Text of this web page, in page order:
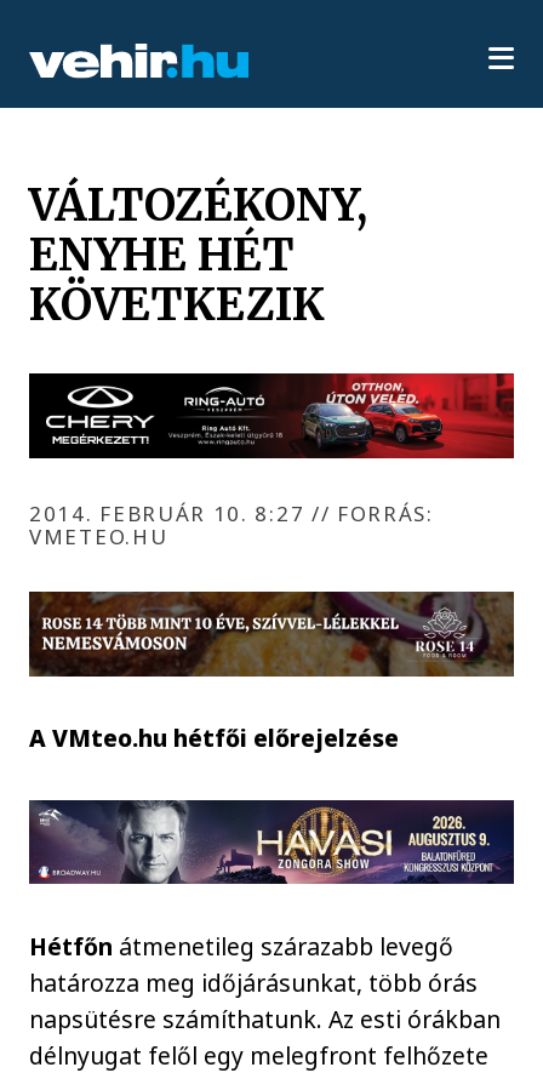
VÁLTOZÉKONY,
ENYHE HÉT
KÖVETKEZIK
2014. FEBRUÁR 10. 8:27 // FORRÁS:
VMETEO.HU
A VMteo.hu hétfői előrejelzése
Hétfőn átmenetileg szárazabb levegő
határozza meg időjárásunkat, több órás
napsütésre számíthatunk. Az esti órákban
délnyugat felől egy melegfront felhőzete